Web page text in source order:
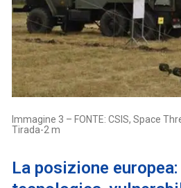
Immagine 3 – FONTE: CSIS, Space
Tirada-2 m
La posizione